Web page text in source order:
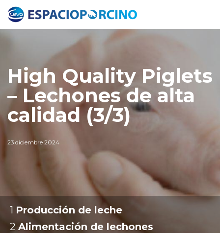
High Quality Piglets
– Lechones de alta
calidad (3/3)
23 diciembre 2024
1 Producción de leche
2 Alimentación de lechones